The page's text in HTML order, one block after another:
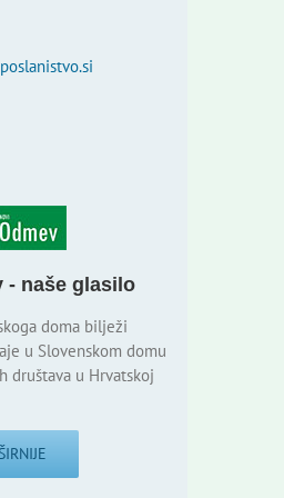
- naše glasilo
doma bilježi
u Slovenskom domu
društava u Hrvatskoj